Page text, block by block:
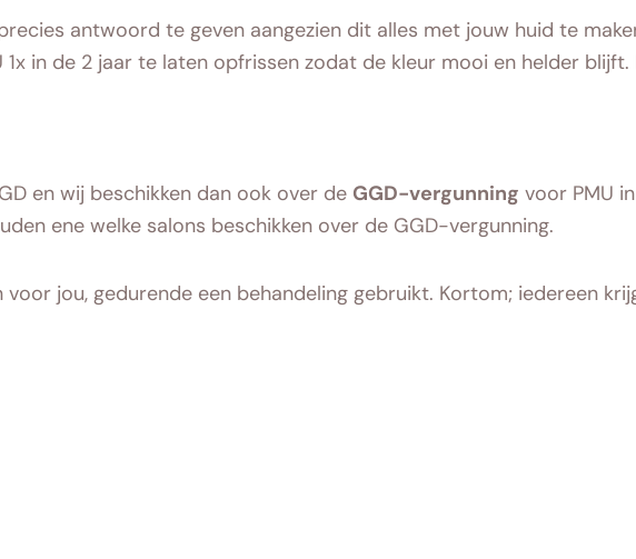
antwoord te geven aangezien dit alles met jouw huid te
in de 2 jaar te laten opfrissen zodat de kleur mooi en helder
en wij beschikken dan ook over de GGD-vergunning voor PMU
ene welke salons beschikken over de GGD-vergunning.
jou, gedurende een behandeling gebruikt. Kortom; iedereen